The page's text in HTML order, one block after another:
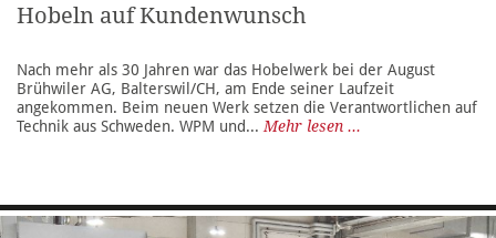
Hobeln auf Kundenwunsch
Nach mehr als 30 Jahren war das Hobelwerk bei der August
Brühwiler AG, Balterswil/CH, am Ende seiner Laufzeit
angekommen. Beim neuen Werk setzen die Verantwortlichen auf
Technik aus Schweden. WPM und... Mehr lesen ...